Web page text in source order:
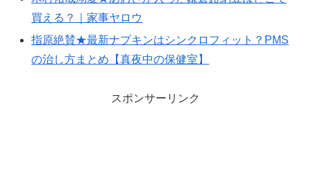
買える？｜家事ヤロウ
指原絶賛★最新ナプキンはシンクロフィット？PMS
の治し方まとめ【真夜中の保健室】
スポンサーリンク